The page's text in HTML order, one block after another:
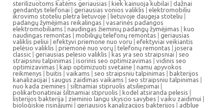
sterilizuotoms katėms geriausias | kiek kainuoja kubilai | dažnai
gendantys telefonai | geriausias vonios valiklis | elektromobiliu
ikrovimo stoteliu pletra lietuvoje | lietuvoje daugeja stoteliu |
padangų žymėjimas reikalingas | vasarinės padangos
elektromobiliams | naudingas žieminių padangų žymėjimas | kuo
naudingas remontas | mobiliųjų telefonų remontas | geriausias
valiklis peliui | efektyvi priemone nuo voru | efektyviai veikiantis
pelėsio valiklis | priemonė nuo vorų | telefonų remontas | josera
classic | geriausias pelesio valiklis | kas yra seo straipsniai | seo
straipsniu talpinimas | isorinis seo optimizavimas | vidinis seo
optimizavimas | kaip optimizuoti svetaine | namu apyvokos
reikmenys | buitis | vaikams | seo straipsniu talpinimas | bakterijos
kanalizacijai | saugus zaidimas vaikams | seo straipsniu talpinimas |
nuo kada ziemines | siltnamiai stipruolis atsiliepimai |
polikarbonatiniai šiltnamiai stipruolis | kodel atsiranda pelesis |
listerijos bakterija | zieminio langu skyscio savybes | vaiku zaidimui |
bioloģiskie risinājumi | geriausios kanalizacijos bakterijos | adblue